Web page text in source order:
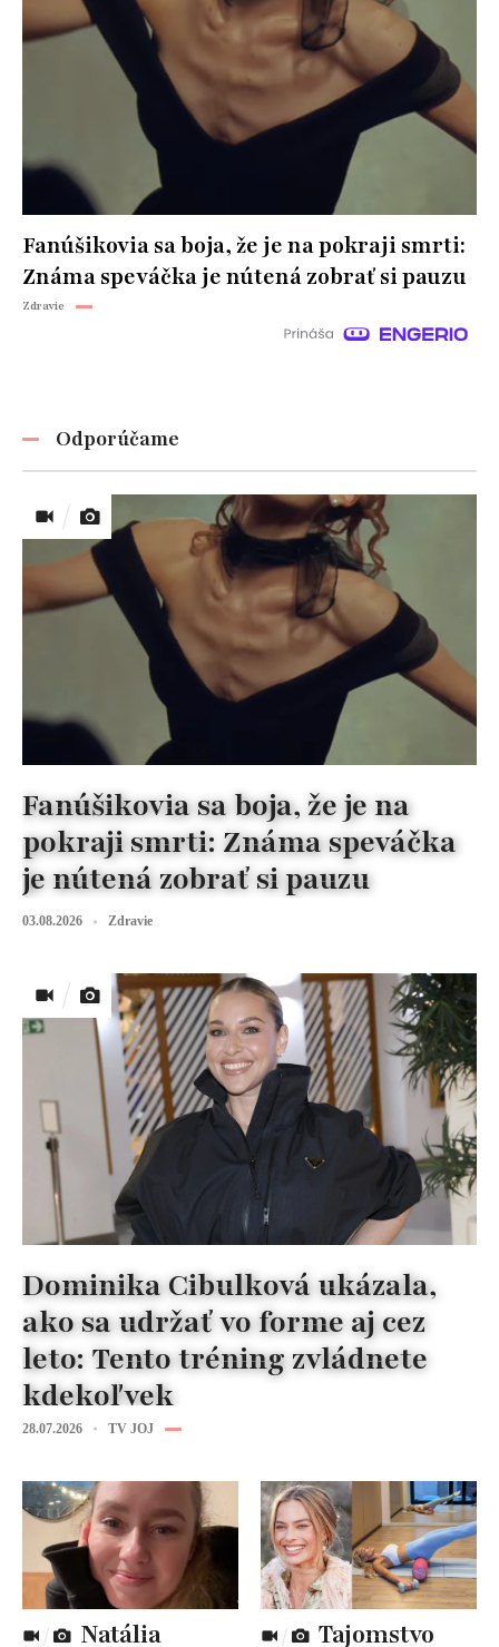
Fanúšikovia sa boja, že je na pokraji smrti:
Známa speváčka je nútená zobrať si pauzu
Zdravie
Odporúčame
Fanúšikovia sa boja, že je na
pokraji smrti: Známa speváčka
je nútená zobrať si pauzu
03.08.2026 Zdravie
Dominika Cibulková ukázala,
ako sa udržať vo forme aj cez
leto: Tento tréning zvládnete
kdekoľvek
28.07.2026 TV JOJ